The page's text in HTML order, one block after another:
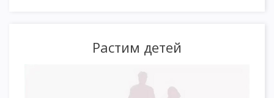
Растим детей